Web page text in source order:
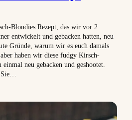
Blondies Rezept, das wir vor 2
entwickelt und gebacken hatten, neu
Gründe, warum wir es euch damals
haben wir diese fudgy Kirsch-
neu gebacken und geshootet.